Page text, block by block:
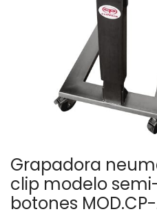
Grapadora
clip modelo
botones